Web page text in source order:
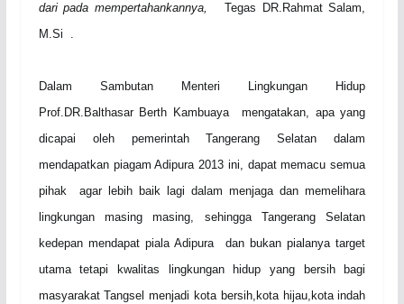
dari pada mempertahankannya,
Tegas DR. Rahmat Salam,
M.Si .
Dalam Sambutan Menteri Lingkungan Hidup
Prof.DR. Balthasar Berth Kambuaya mengatakan, apa yang
dicapai oleh pemerintah Tangerang Selatan dalam
mendapatkan piagam Adipura 2013 ini, dapat memacu semua
pihak agar lebih baik lagi dalam menjaga dan memelihara
lingkungan masing masing, sehingga Tangerang Selatan
kedepan mendapat piala Adipura dan bukan pialanya target
utama tetapi kwalitas lingkungan hidup yang bersih bagi
masyarakat Tangsel menjadi kota bersih,kota hijau,kota indah